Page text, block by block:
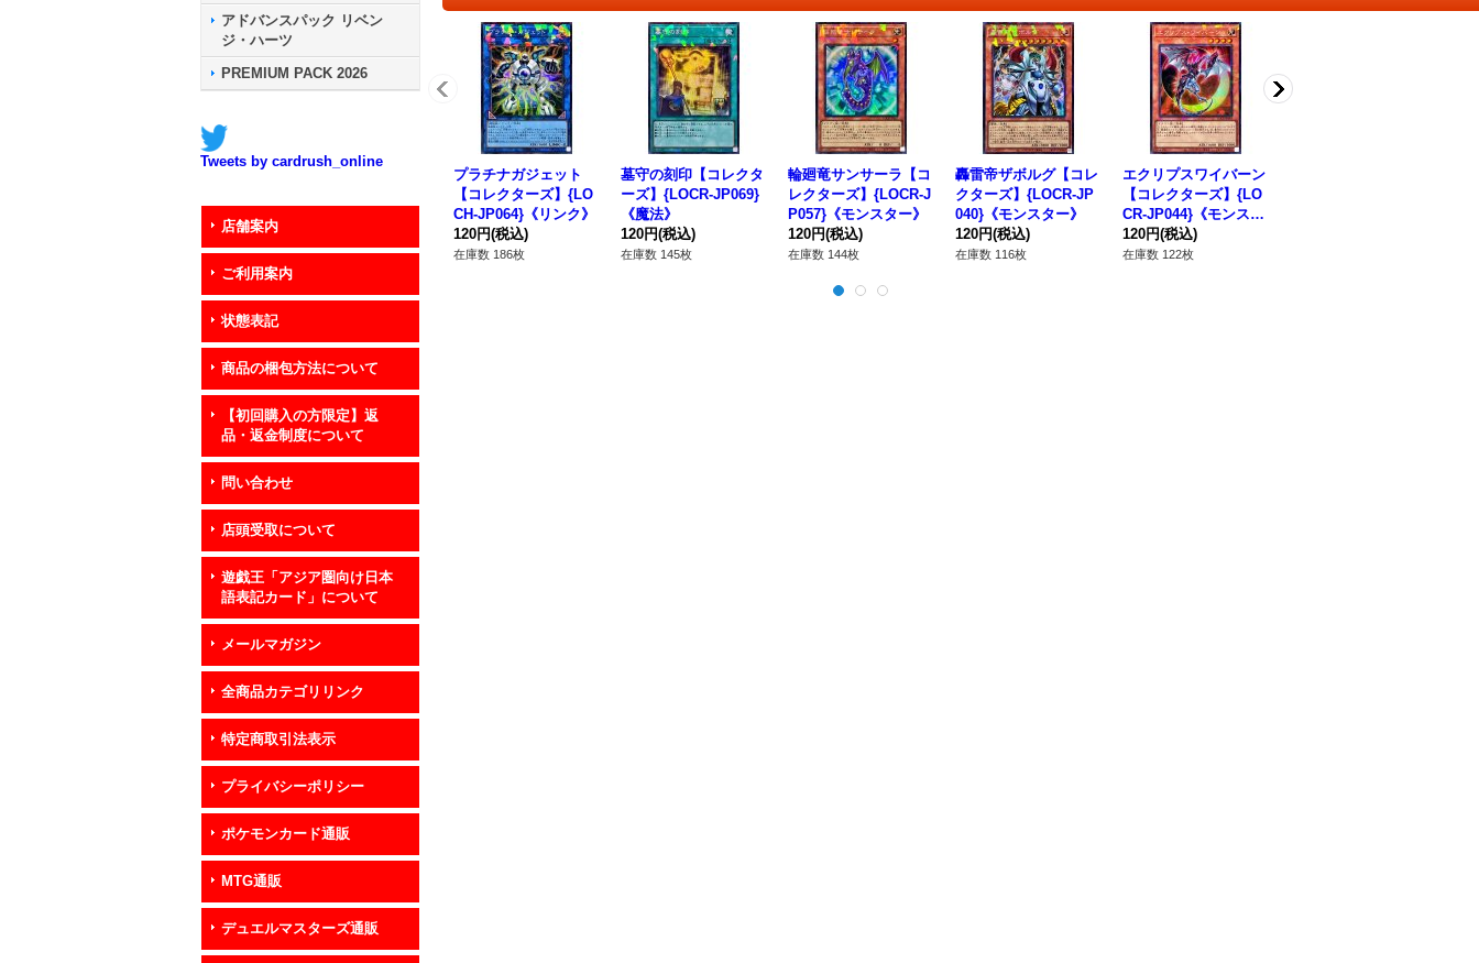
アドバンスパック リベン
ジ・ハーツ
PREMIUM PACK 2026
Tweets by cardrush_online
店舗案内
ご利用案内
状態表記
商品の梱包方法について
【初回購入の方限定】返
品・返金制度について
問い合わせ
店頭受取について
遊戯王「アジア圏向け日本
語表記カード」について
メールマガジン
全商品カテゴリリンク
特定商取引法表示
プライバシーポリシー
ポケモンカード通販
MTG通販
デュエルマスターズ通販
プラチナガジェット
【コレクターズ】{LO
CH-JP064}《リンク》
120円(税込)
在庫数 186枚
墓守の刻印【コレクタ
ーズ】{LOCR-JP069}
《魔法》
120円(税込)
在庫数 145枚
輪廻竜サンサーラ【コ
レクターズ】{LOCR-J
P057}《モンスター》
120円(税込)
在庫数 144枚
轟雷帝ザボルグ【コレ
クターズ】{LOCR-JP
040}《モンスター》
120円(税込)
在庫数 116枚
エクリプスワイバーン
【コレクターズ】{LO
CR-JP044}《モンスタ
ー》
120円(税込)
在庫数 122枚